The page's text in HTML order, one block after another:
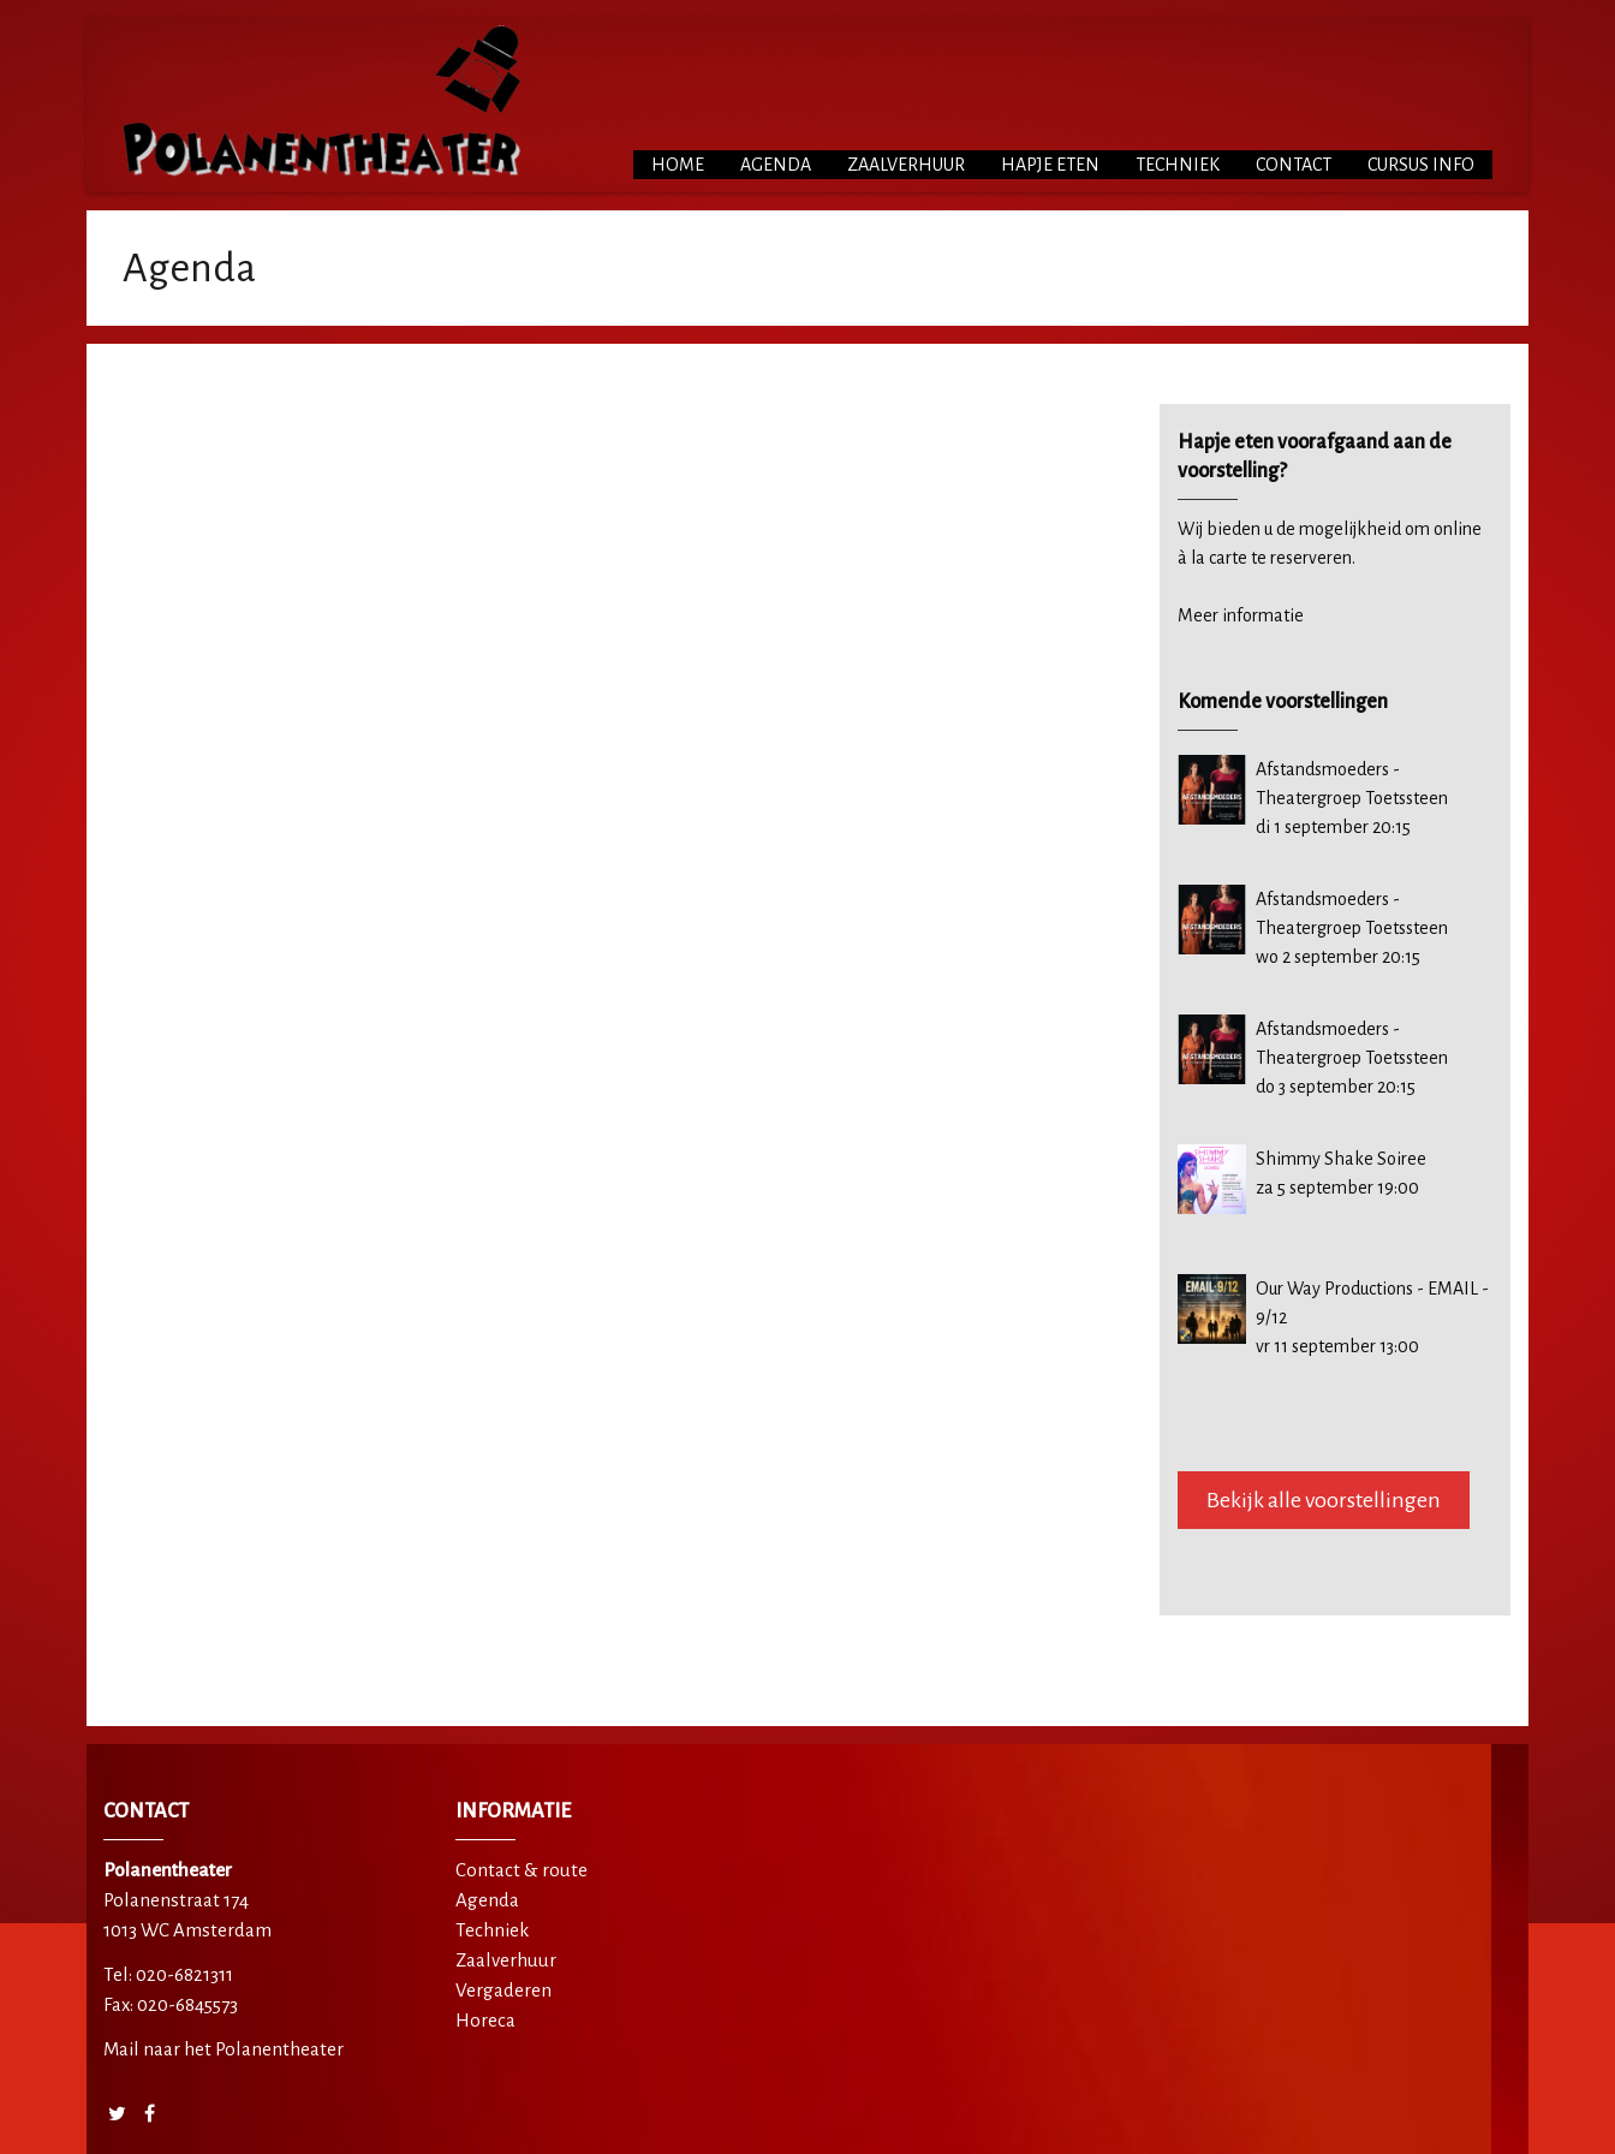
HOME AGENDA ZAALVERHUUR HAPJE ETEN TECHNIEK CONTACT CURSUS INFO
Agenda
Hapje eten voorafgaand aan de
voorstelling?
Wij bieden u de mogelijkheid om online
à la carte te reserveren.
Meer informatie
Komende voorstellingen
Afstandsmoeders -
Theatergroep Toetssteen
di 1 september 20:15
Afstandsmoeders -
Theatergroep Toetssteen
wo 2 september 20:15
Afstandsmoeders -
Theatergroep Toetssteen
do 3 september 20:15
Shimmy Shake Soiree
za 5 september 19:00
Our Way Productions - EMAIL -
9/12
vr 11 september 13:00
Bekijk alle voorstellingen
CONTACT
Polanentheater
Polanenstraat 174
1013 WC Amsterdam
Tel: 020-6821311
Fax: 020-6845573
Mail naar het Polanentheater
INFORMATIE
Contact & route
Agenda
Techniek
Zaalverhuur
Vergaderen
Horeca